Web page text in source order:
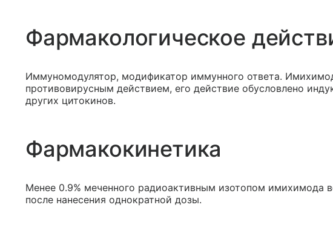
Фармакологическое
Иммуномодулятор, модификатор иммунного ответа.
противовирусным действием, его действие обусловлено
других цитокинов.
Фармакокинетика
Менее 0.9% меченного радиоактивным изотопом имихимода
после нанесения однократной дозы.